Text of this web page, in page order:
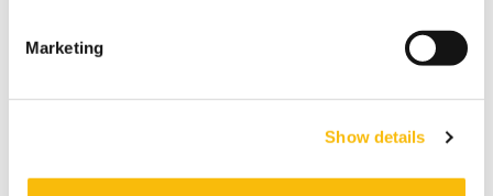
Marketing
Show details
Modulair Executive MBA in Business &
Sustainable Transitions
Taal: